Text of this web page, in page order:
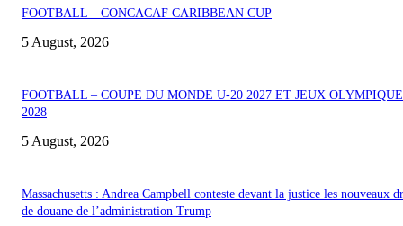
FOOTBALL – CONCACAF CARIBBEAN CUP
5 August, 2026
FOOTBALL – COUPE DU MONDE U-20 2027 ET JEUX
2028
5 August, 2026
Massachusetts : Andrea Campbell conteste devant la justice les nouveaux
de douane de l’administration Trump